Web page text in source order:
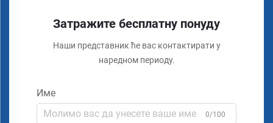
Затражите бесплатну понуду
Наши представник ће вас контактирати у
наредном периоду.
Име
0/100